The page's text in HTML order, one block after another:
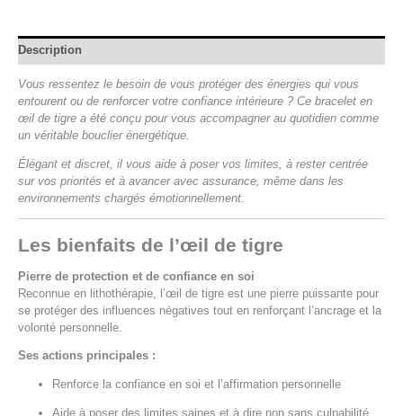
Description
Vous ressentez le besoin de vous protéger des énergies qui vous
entourent ou de renforcer votre confiance intérieure ? Ce bracelet en
œil de tigre a été conçu pour vous accompagner au quotidien comme
un véritable bouclier énergétique.
Élégant et discret, il vous aide à poser vos limites, à rester centrée
sur vos priorités et à avancer avec assurance, même dans les
environnements chargés émotionnellement.
Les bienfaits de l’œil de tigre
Pierre de protection et de confiance en soi
Reconnue en lithothérapie, l’œil de tigre est une pierre puissante pour
se protéger des influences négatives tout en renforçant l’ancrage et la
volonté personnelle.
Ses actions principales :
Renforce la confiance en soi et l’affirmation personnelle
Aide à poser des limites saines et à dire non sans culpabilité